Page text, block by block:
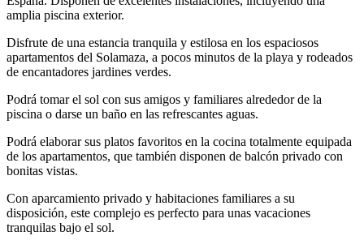
amplia piscina exterior.
Disfrute de una estancia tranquila y estilosa en los espaciosos
apartamentos del Solamaza, a pocos minutos de la playa y rodeados
de encantadores jardines verdes.
Podrá tomar el sol con sus amigos y familiares alrededor de la
piscina o darse un baño en las refrescantes aguas.
Podrá elaborar sus platos favoritos en la cocina totalmente equipada
de los apartamentos, que también disponen de balcón privado con
bonitas vistas.
Con aparcamiento privado y habitaciones familiares a su
disposición, este complejo es perfecto para unas vacaciones
tranquilas bajo el sol.